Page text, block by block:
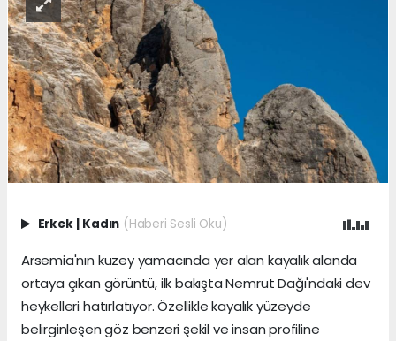
Erkek | Kadın (Haberi Sesli Oku)
Arsemia'nın kuzey yamacında yer alan kayalık alanda
ortaya çıkan görüntü, ilk bakışta Nemrut Dağı'ndaki dev
heykelleri hatırlatıyor. Özellikle kayalık yüzeyde
belirginleşen göz benzeri şekil ve insan profiline